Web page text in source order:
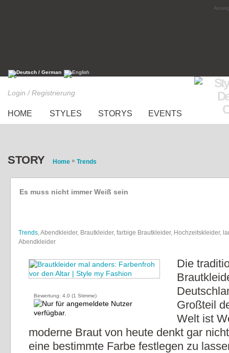
Login / Registrierung
HOME STYLES STORYS EVENTS
STORY Home » Trends
Es muss nicht immer Weiß sein
Trends, Abendkleider, Brautkleider, farbige Brautkleider, Hochzeitskleider,
Abendkleider
Bewertung: 4,0 (1 Stimme)
Die
Großteil
Welt ist
moderne Braut von heute denkt gar
eine bestimmte Farbe festlegen zu